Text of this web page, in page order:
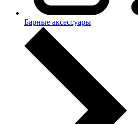
Барные аксессуары